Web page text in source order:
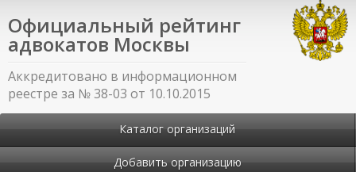
Официальный рейтинг
адвокатов Москвы
Аккредитовано в информационном
реестре за № 38-03 от 10.10.2015
Каталог организаций
Добавить организацию